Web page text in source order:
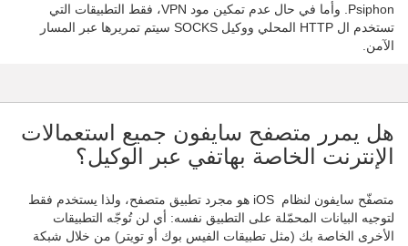
Psiphon. وأما في حال عدم تمكين مود VPN، فقط التطبيقات التي
تستخدم ال HTTP المحلي ووكيل SOCKS سيتم تمريرها عبر المسار
الآمن.
هل يمرر متصفح سايفون جميع استعمالات
الإنترنت الخاصة بهاتفي عبر الوكيل؟
متصفّح سايفون لنظام iOS هو مجرد تطبيق متصفح، ولذا يستخدم فقط
لتوجيه البيانات المحمّلة على التطبيق نفسه: أي لن تُوجّه التطبيقات
الأخرى الخاصة بك (مثل تطبيقات الفيس بوك أو تويتر) من خلال شبكة